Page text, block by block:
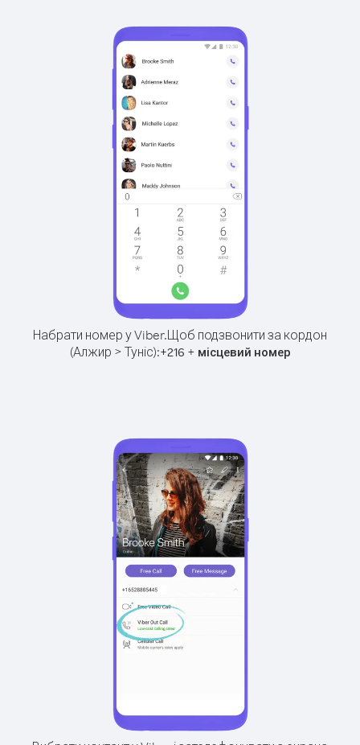
Набрати номер у Viber.Щоб подзвонити за кордон
(Алжир > Туніс):+216 + місцевий номер